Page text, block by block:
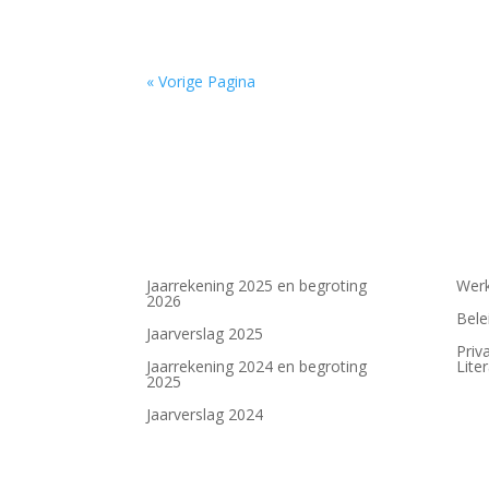
« Vorige Pagina
Jaarrekening 2025 en begroting
2026
Jaarverslag 2025
Jaarrekening 2024 en begroting
2025
Jaarverslag 2024